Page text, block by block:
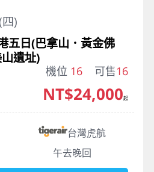
)
五日(巴拿山．黃金佛
遺址)
機位 16 可售16
台灣虎航
午去晚回
NT$24,000起